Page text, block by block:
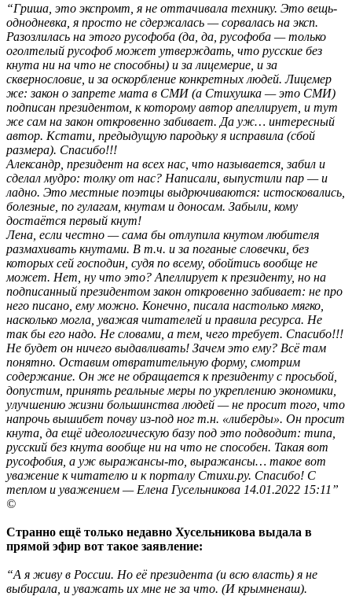
“Гриша, это экспромт, я не оттачивала технику. Это вещь-
однодневка, я просто не сдержалась — сорвалась на эксп.
Разозлилась на этого русофоба (да, да, русофоба — только
оголтелый русофоб может утверждать, что русские без
кнута ни на что не способны) и за лицемерие, и за
сквернословие, и за оскорбление конкретных людей. Лицемер
же: закон о запрете мата в СМИ (а Стихушка — это СМИ)
подписан президентом, к которому автор апеллирует, и тут
же сам на закон откровенно забивает. Да уж… интересный
автор. Кстати, предыдущую пародьку я исправила (сбой
размера). Спасибо!!!
Александр, президент на всех нас, что называется, забил и
сделал мудро: толку от нас? Написали, выпустили пар — и
ладно. Это местные поэтцы выдрючиваются: истосковались,
болезные, по гулагам, кнутам и доносам. Забыли, кому
достаётся первый кнут!
Лена, если честно — сама бы отлупила кнутом любителя
размахивать кнутами. В т.ч. и за поганые словечки, без
которых сей господин, судя по всему, обойтись вообще не
может. Нет, ну что это? Апеллирует к президенту, но на
подписанный президентом закон откровенно забивает: не про
него писано, ему можно. Конечно, писала настолько мягко,
насколько могла, уважая читателей и правила ресурса. Не
так бы его надо. Не словами, а тем, чего требует. Спасибо!!!
Не будет он ничего выдавливать! Зачем это ему? Всё там
понятно. Оставим отвратительную форму, смотрим
содержание. Он же не обращается к президенту с просьбой,
допустим, принять реальные меры по укреплению экономики,
улучшению жизни большинства людей — не просит того, что
напрочь вышибет почву из-под ног т.н. «либерды». Он просит
кнута, да ещё идеологическую базу под это подводит: типа,
русский без кнута вообще ни на что не способен. Такая вот
русофобия, а уж выражансы-то, выражансы… такое вот
уважение к читателю и к порталу Стихи.ру. Спасибо! С
теплом и уважением — Елена Гусельникова 14.01.2022 15:11”
©
Странно ещё только недавно Хусельникова выдала в
прямой эфир вот такое заявление:
“А я живу в России. Но её президента (и всю власть) я не
выбирала, и уважать их мне не за что. (И крымненаш).